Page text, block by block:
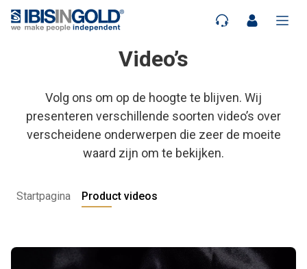
Video’s
Volg ons om op de hoogte te blijven. Wij
presenteren verschillende soorten video’s over
verscheidene onderwerpen die zeer de moeite
waard zijn om te bekijken.
Startpagina Product videos